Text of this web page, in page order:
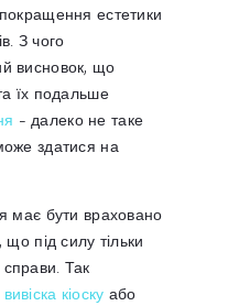
естетики
З чого
висновок, що
їх подальше
- далеко не таке
здатися на
має бути враховано
що під силу тільки
Так
кіоску або